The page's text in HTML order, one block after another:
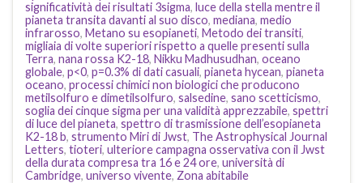
significatività dei risultati 3sigma, luce della stella mentre il
pianeta transita davanti al suo disco, mediana, medio
infrarosso, Metano su esopianeti, Metodo dei transiti,
migliaia di volte superiori rispetto a quelle presenti sulla
Terra, nana rossa K2-18, Nikku Madhusudhan, oceano
globale, p<0, p=0.3% di dati casuali, pianeta hycean, pianeta
oceano, processi chimici non biologici che producono
metilsolfuro e dimetilsolfuro, salsedine, sano scetticismo,
soglia dei cinque sigma per una validità apprezzabile, spettri
di luce del pianeta, spettro di trasmissione dell’esopianeta
K2-18 b, strumento Miri di Jwst, The Astrophysical Journal
Letters, tioteri, ulteriore campagna osservativa con il Jwst
della durata compresa tra 16 e 24 ore, università di
Cambridge, universo vivente, Zona abitabile